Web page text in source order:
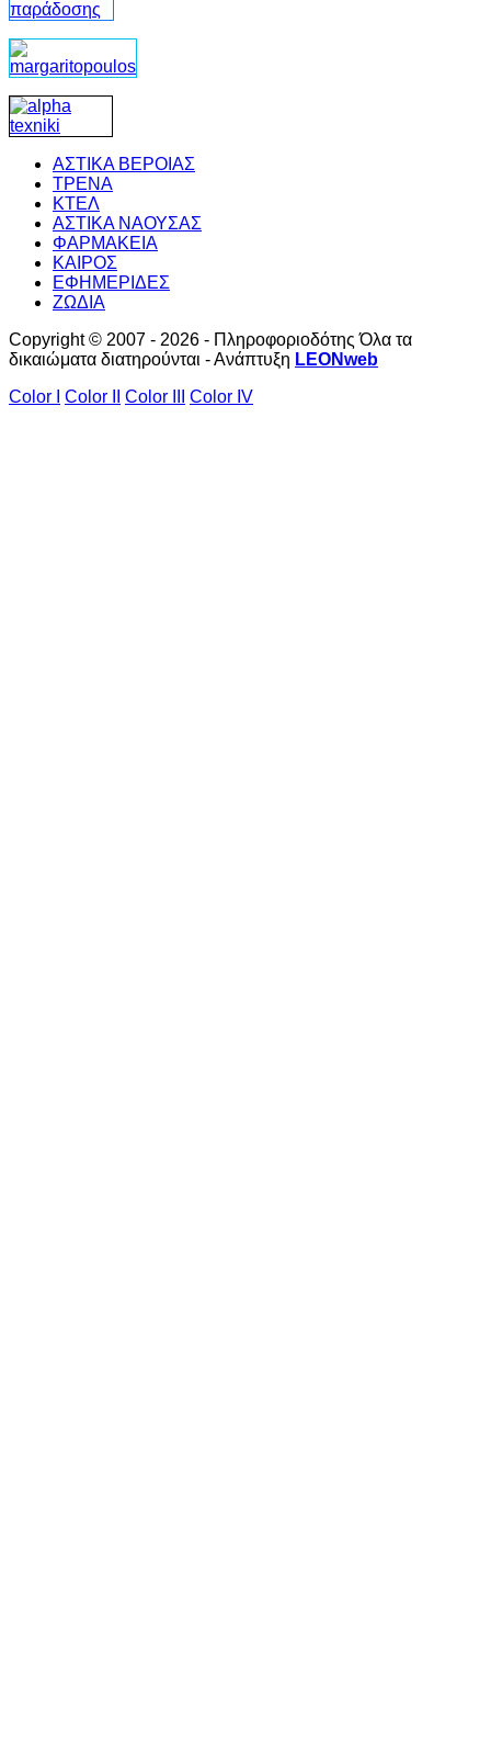
ΑΣΤΙΚΑ ΒΕΡΟΙΑΣ
ΤΡΕΝΑ
ΚΤΕΛ
ΑΣΤΙΚΑ ΝΑΟΥΣΑΣ
ΦΑΡΜΑΚΕΙΑ
ΚΑΙΡΟΣ
ΕΦΗΜΕΡΙΔΕΣ
ΖΩΔΙΑ
Copyright © 2007 - 2026 - Πληροφοριοδότης Όλα τα
δικαιώματα διατηρούνται - Ανάπτυξη LEONweb
Color I
Color II Color III Color IV